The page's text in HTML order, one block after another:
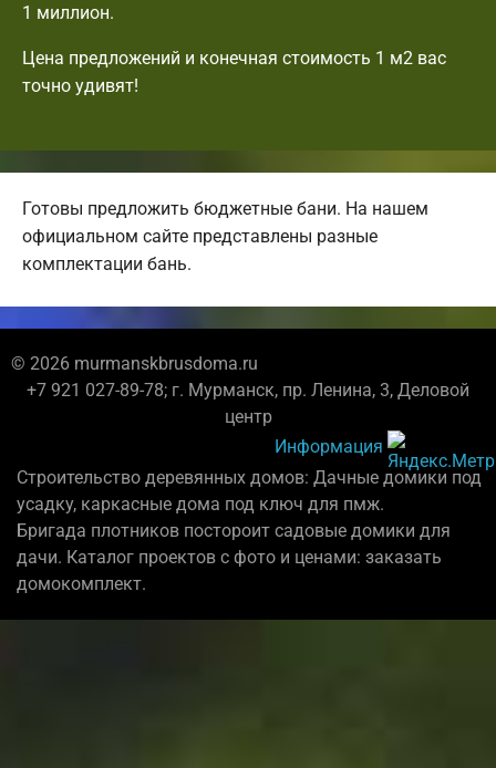
1 миллион.
Цена предложений и конечная стоимость 1 м2 вас
точно удивят!
Готовы предложить бюджетные бани. На нашем
официальном сайте представлены разные
комплектации бань.
© 2026 murmanskbrusdoma.ru
+7 921 027-89-78; г. Мурманск, пр. Ленина, 3, Деловой
центр
Информация
Строительство деревянных домов: Дачные домики под
усадку, каркасные дома под ключ для пмж.
Бригада плотников постороит садовые домики для
дачи. Каталог проектов с фото и ценами: заказать
домокомплект.